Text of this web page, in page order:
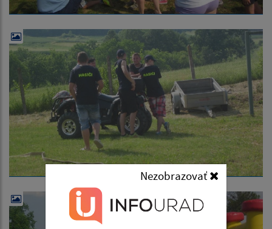
Nezobrazovať